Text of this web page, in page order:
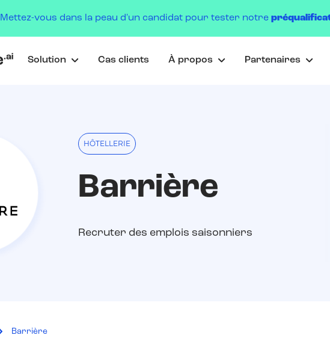
Mettez-vous dans la peau d'un candidat pour tester notre
Solution Cas clients À propos Partenaires
HÔTELLERIE
Barrière
Recruter des emplois saisonniers
Barrière